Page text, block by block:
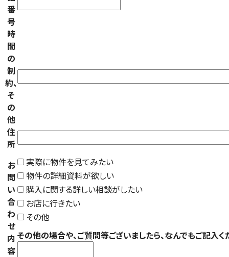
番
号
時
間
の
制
約、
そ
の
他
住
所
お
問
い
合
わ
せ
内
容
実際に物件を見てみたい
物件の詳細資料が欲しい
購入に関する詳しい相談がしたい
お店に行きたい
その他
その他の場合や、ご質問等ございましたら、なんでもご記入く